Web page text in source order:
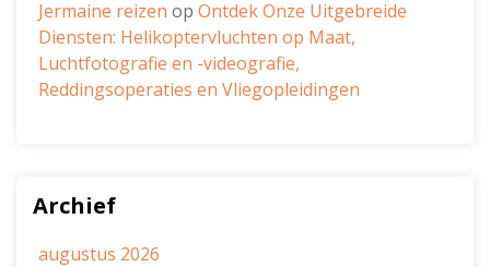
Jermaine reizen op Ontdek Onze Uitgebreide
Diensten: Helikoptervluchten op Maat,
Luchtfotografie en -videografie,
Reddingsoperaties en Vliegopleidingen
Archief
augustus 2026